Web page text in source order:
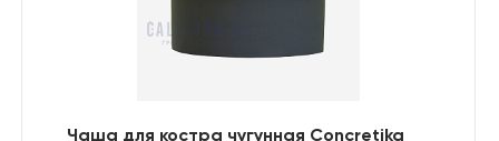
Чаша для костра чугунная Concretika